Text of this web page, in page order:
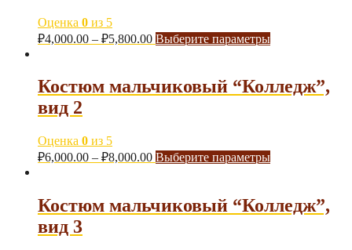
Оценка 0 из 5
₽4,000.00 – ₽5,800.00 Выберите параметры
Костюм мальчиковый “Колледж”,
вид 2
Оценка 0 из 5
₽6,000.00 – ₽8,000.00 Выберите параметры
Костюм мальчиковый “Колледж”,
вид 3